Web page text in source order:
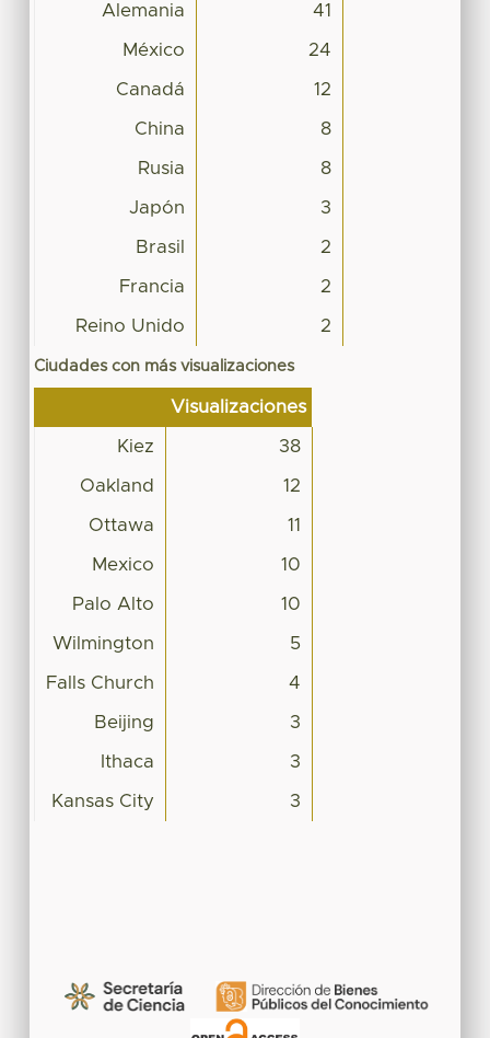
Alemania 41
México 24
Canadá 12
China 8
Rusia 8
Japón 3
Brasil 2
Francia 2
Reino Unido 2
Ciudades con más visualizaciones
Visualizaciones
Kiez 38
Oakland 12
Ottawa 11
Mexico 10
Palo Alto 10
Wilmington 5
Falls Church 4
Beijing 3
Ithaca 3
Kansas City 3